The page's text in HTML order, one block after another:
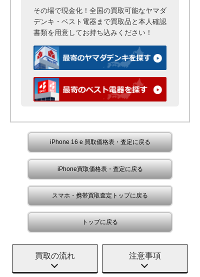
その場で現金化！全国の買取可能なヤマダ
デンキ・ベスト電器まで買取品と本人確認
書類を用意してお持ち込みください！
iPhone 16 e 買取価格表・査定に戻る
iPhone買取価格表・査定に戻る
スマホ・携帯買取査定トップに戻る
トップに戻る
買取の流れ 注意事項